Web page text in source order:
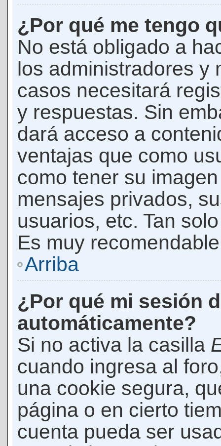
¿Por qué me tengo
No está obligado a
los administradores y
casos necesitará
y respuestas. Sin
dará acceso a
ventajas que como
como tener su
mensajes privados,
usuarios, etc. Tan
Es muy
Arriba
¿Por qué mi sesión
automáticamente?
Si no activa la casilla
cuando ingresa al
una cookie segura,
página o en cierto
cuenta pueda ser